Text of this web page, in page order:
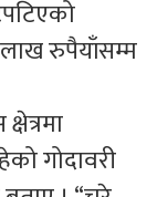
रुपैयाँसम्म
गोदावरी